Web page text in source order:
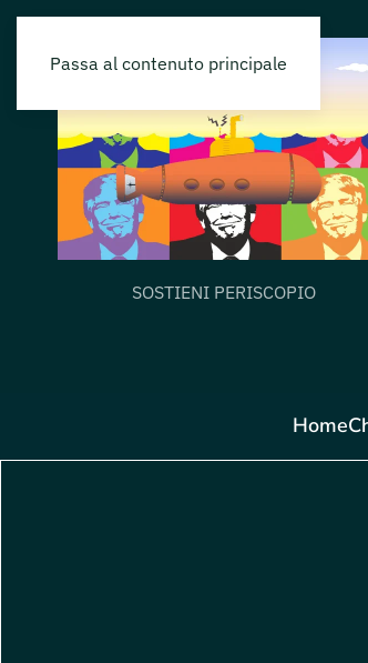
Passa al contenuto principale
SOSTIENI PERISCOPIO
Home